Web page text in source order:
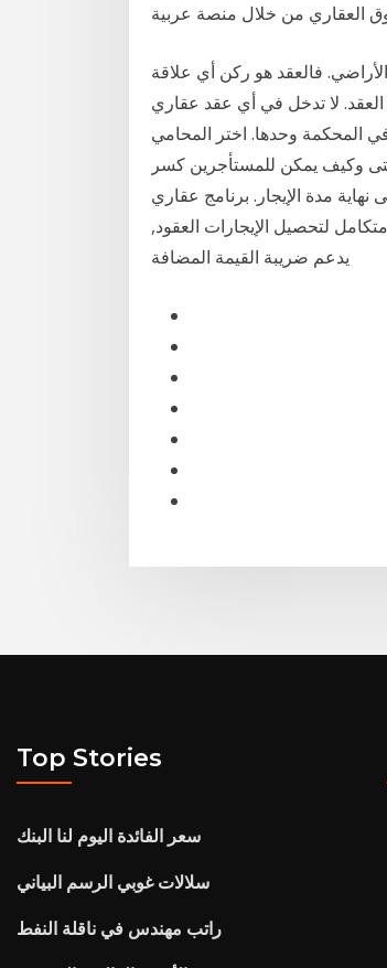
فالعقد هو ركن أي علاقة
لا تدخل في أي عقد عقاري
المحكمة وحدها. اختر المحامي
متى وكيف يمكن للمستأجرين كسر
نهاية مدة الإيجار. برنامج عقاري
لتحصيل الإيجارات العقود,
يدعم ضريبة القيمة المضافة
Top Stories
سعر الفائدة اليوم لنا البنك
سلالات غوبي الرسم البياني
راتب مهندس في ناقلة النفط